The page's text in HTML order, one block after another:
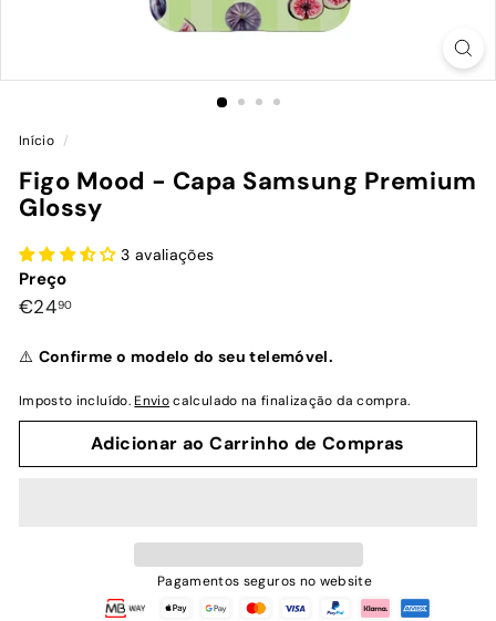
Início /
Figo Mood - Capa Samsung Premium
Glossy
3 avaliações
Preço
Preço
€2490€24,90
⚠️ Confirme o modelo do seu telemóvel.
Imposto incluído.Enviocalculado na finalização da compra.
Adicionar ao Carrinho de Compras
Pagamentos seguros no website